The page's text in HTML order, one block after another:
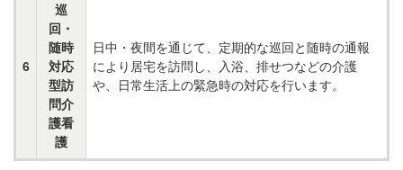
6
巡
回・
随時
対応
型訪
問介
護看
護
日中・夜間を通じて、定期的な巡回と随時の通報
により居宅を訪問し、入浴、排せつなどの介護
や、日常生活上の緊急時の対応を行います。